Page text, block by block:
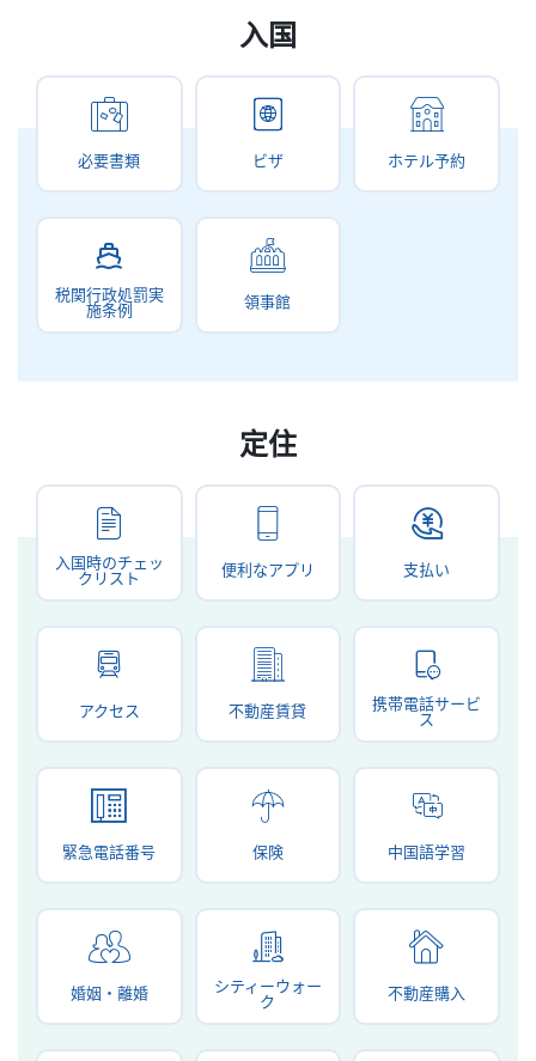
入国
必要書類 ビザ ホテル予約
税関行政処罰実
施条例
領事館
定住
入国時のチェッ
クリスト
便利なアプリ 支払い
アクセス 不動産賃貸
携帯電話サービ
ス
緊急電話番号 保険 中国語学習
婚姻・離婚
シティーウォー
ク
不動産購入